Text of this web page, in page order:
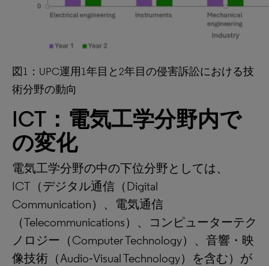
図1：UPC運用1年目と2年目の侵害訴訟における技
術分野の動向
ICT：電気工学分野内で
の変化
電気工学分野の中の下位分野としては、
ICT（デジタル通信（Digital
Communication）、電気通信
（Telecommunications）、コンピューターテク
ノロジー（Computer Technology）、音響・映
像技術（Audio‑Visual Technology）を含む）が